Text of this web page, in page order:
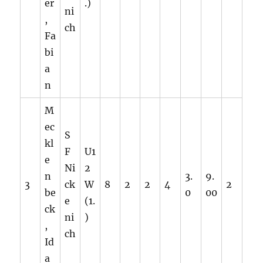
er
,
Fa
bi
a
n
ni
ch
.)
3
M
ec
kl
e
n
be
ck
,
Id
a
S
F
Ni
ck
e
ni
ch
U1
2
W
(1.
)
8 2 2 4
3.
0
9.
00
2